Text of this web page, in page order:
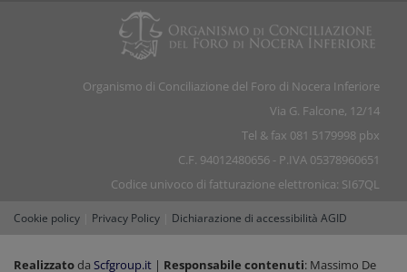
Organismo di Conciliazione del Foro di Nocera Inferiore
Via G. Falcone, 12/14
Tel & fax 081 5179998 pbx
C.F. 94012480656 - P.IVA 05378960651
Codice univoco di fatturazione elettronica: SI67QL
Cookie policy Privacy Policy Dichiarazione di accessibilità AGID
Realizzatoda Scfgroup.it | Responsabile contenuti: Massimo De